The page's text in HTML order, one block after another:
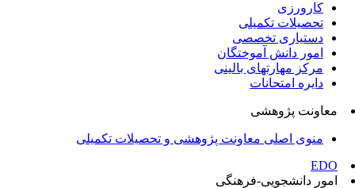
کارورزی
تحصیلات تکمیلی
دستیاری تخصصی
امور دانش آموختگان
مرکز مهارتهای بالینی
دایره امتحانات
معاونت پژوهشی
منوی اصلی معاونت پژوهشی و تحصیلات تکمیلی
EDO
امور دانشجویی-فرهنگی